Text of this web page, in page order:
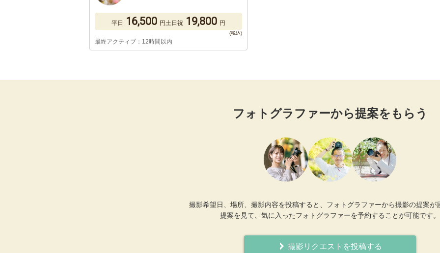
平日 16,500 円土日祝 19,800 円
最終アクティブ：12時間以内
フォトグラファーから提案をもらう
撮影希望日、場所、撮影内容を投稿すると、フォトグラファーから撮影の提案が
提案を見て、気に入ったフォトグラファーを予約することが可能です。
撮影リクエストを投稿する